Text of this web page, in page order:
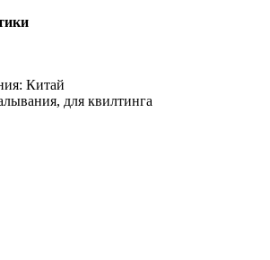
Китай
для квилтинга